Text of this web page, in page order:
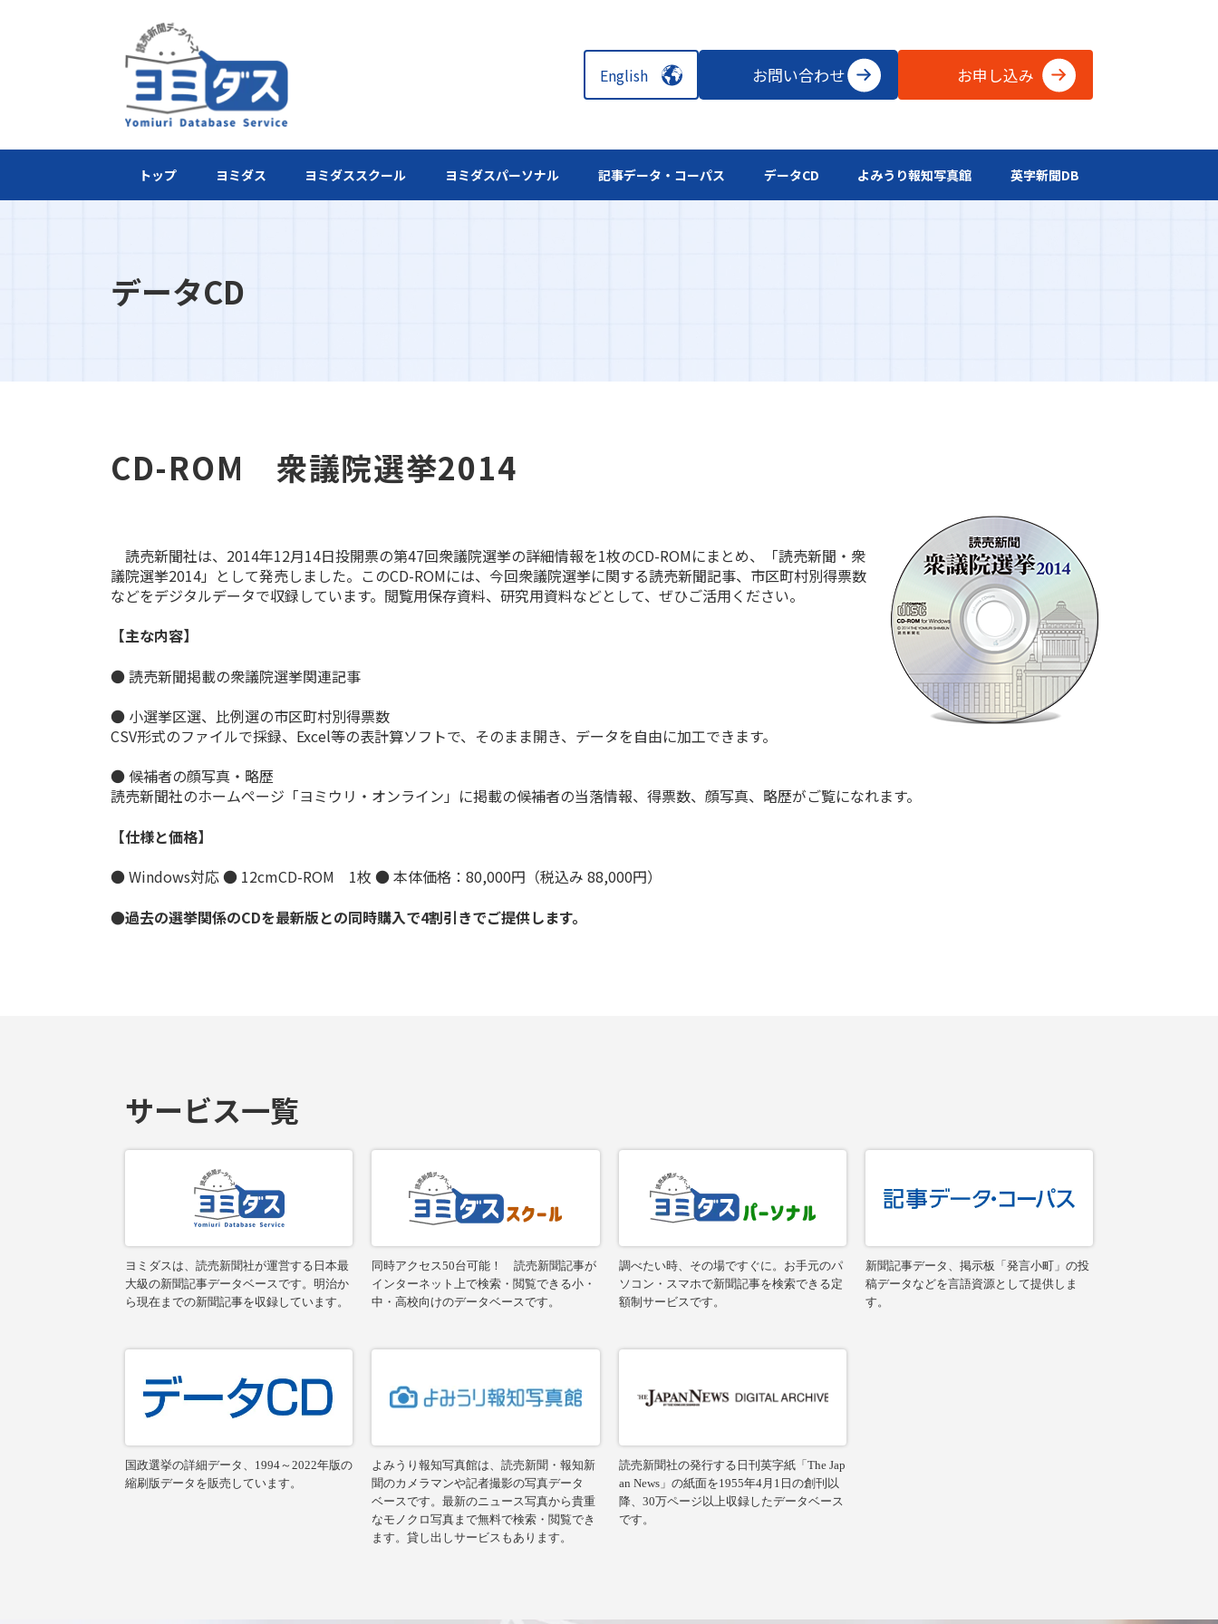
English お問い合わせ お申し込み
トップ ヨミダス ヨミダススクール ヨミダスパーソナル 記事データ・コーパス データCD よみうり報知写真館 英字新聞DB
データCD
CD-ROM 衆議院選挙2014
読売新聞社は、2014年12月14日投開票の第47回衆議院選挙の詳細情報を1枚のCD-ROMにまとめ、「読売新聞・衆
議院選挙2014」として発売しました。このCD-ROMには、今回衆議院選挙に関する読売新聞記事、市区町村別得票数
などをデジタルデータで収録しています。閲覧用保存資料、研究用資料などとして、ぜひご活用ください。
【主な内容】
● 読売新聞掲載の衆議院選挙関連記事
● 小選挙区選、比例選の市区町村別得票数
CSV形式のファイルで採録、Excel等の表計算ソフトで、そのまま開き、データを自由に加工できます。
● 候補者の顔写真・略歴
読売新聞社のホームページ「ヨミウリ・オンライン」に掲載の候補者の当落情報、得票数、顔写真、略歴がご覧になれます。
【仕様と価格】
● Windows対応 ● 12cmCD-ROM 1枚 ● 本体価格：80,000円（税込み 88,000円）
●過去の選挙関係のCDを最新版との同時購入で4割引きでご提供します。
サービス一覧
ヨミダスは、読売新聞社が運営する日本最
大級の新聞記事データベースです。明治か
ら現在までの新聞記事を収録しています。
同時アクセス50台可能！ 読売新聞記事が
インターネット上で検索・閲覧できる小・
中・高校向けのデータベースです。
調べたい時、その場ですぐに。お手元のパ
ソコン・スマホで新聞記事を検索できる定
額制サービスです。
新聞記事データ、掲示板「発言小町」の投
稿データなどを言語資源として提供しま
す。
国政選挙の詳細データ、1994～2022年版の
縮刷版データを販売しています。
よみうり報知写真館は、読売新聞・報知新
聞のカメラマンや記者撮影の写真データ
ベースです。最新のニュース写真から貴重
なモノクロ写真まで無料で検索・閲覧でき
ます。貸し出しサービスもあります。
読売新聞社の発行する日刊英字紙「The Jap
an News」の紙面を1955年4月1日の創刊以
降、30万ページ以上収録したデータベース
です。